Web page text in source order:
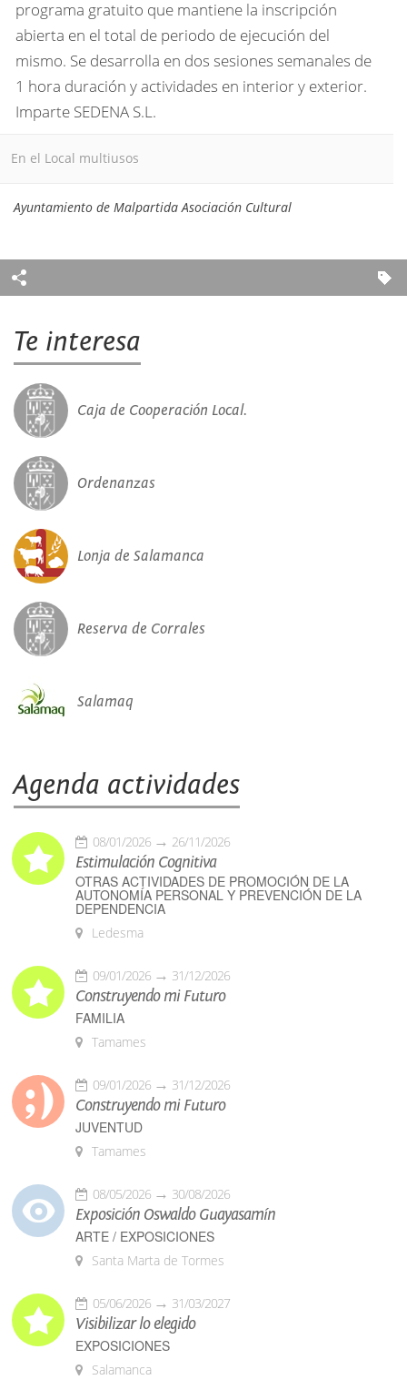
programa gratuito que mantiene la inscripción
abierta en el total de periodo de ejecución del
mismo. Se desarrolla en dos sesiones semanales de
1 hora duración y actividades en interior y exterior.
Imparte SEDENA S.L.
En el Local multiusos
Ayuntamiento de Malpartida Asociación Cultural
Te interesa
Caja de Cooperación Local.
Ordenanzas
Lonja de Salamanca
Reserva de Corrales
Salamaq
Agenda actividades
08/01/2026 26/11/2026
Estimulación Cognitiva
OTRAS ACTIVIDADES DE PROMOCIÓN DE LA
AUTONOMÍA PERSONAL Y PREVENCIÓN DE LA
DEPENDENCIA
Ledesma
09/01/2026 31/12/2026
Construyendo mi Futuro
FAMILIA
Tamames
09/01/2026 31/12/2026
Construyendo mi Futuro
JUVENTUD
Tamames
08/05/2026 30/08/2026
Exposición Oswaldo Guayasamín
ARTE / EXPOSICIONES
Santa Marta de Tormes
05/06/2026 31/03/2027
Visibilizar lo elegido
EXPOSICIONES
Salamanca